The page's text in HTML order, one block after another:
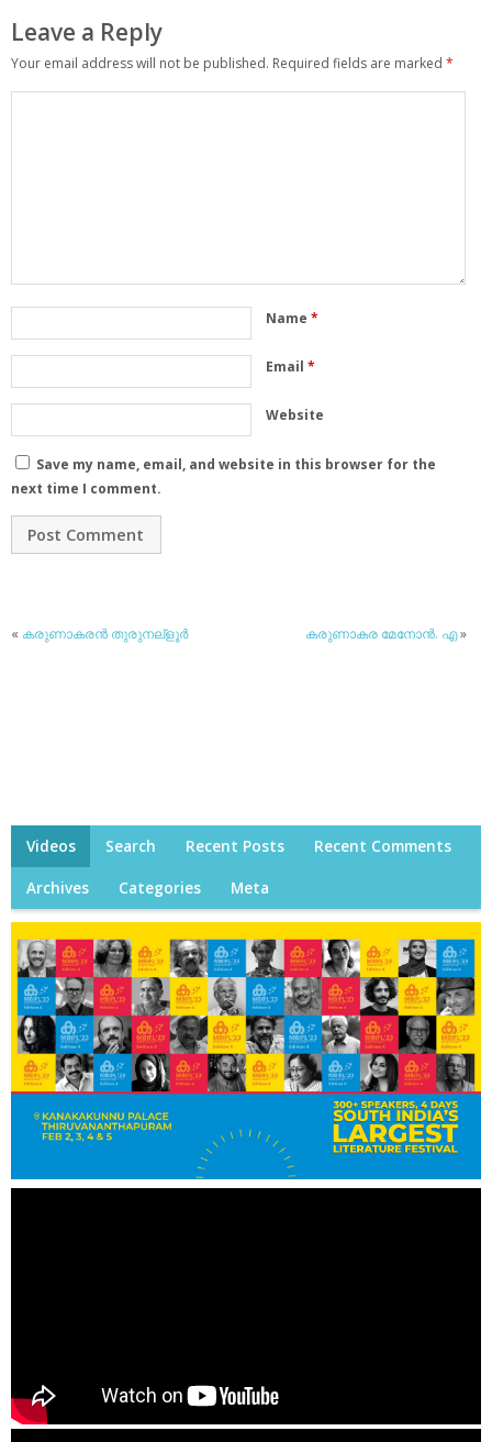
Leave a Reply
Your email address will not be published. Required fields are marked *
Name *
Email *
Website
Save my name, email, and website in this browser for the
next time I comment.
« കരുണാകരന്‍ തുരുനല്‌ളൂര്‍ കരുണാകര മേനോന്‍. എ»
Videos Search Recent Posts Recent Comments
Archives Categories Meta